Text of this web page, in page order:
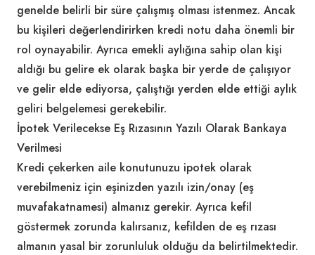
genelde belirli bir süre çalışmış olması istenmez. Ancak
bu kişileri değerlendirirken kredi notu daha önemli bir
rol oynayabilir. Ayrıca emekli aylığına sahip olan kişi
aldığı bu gelire ek olarak başka bir yerde de çalışıyor
ve gelir elde ediyorsa, çalıştığı yerden elde ettiği aylık
geliri belgelemesi gerekebilir.
İpotek Verilecekse Eş Rızasının Yazılı Olarak Bankaya
Verilmesi
Kredi çekerken aile konutunuzu ipotek olarak
verebilmeniz için eşinizden yazılı izin/onay (eş
muvafakatnamesi) almanız gerekir. Ayrıca kefil
göstermek zorunda kalırsanız, kefilden de eş rızası
almanın yasal bir zorunluluk olduğu da belirtilmektedir.